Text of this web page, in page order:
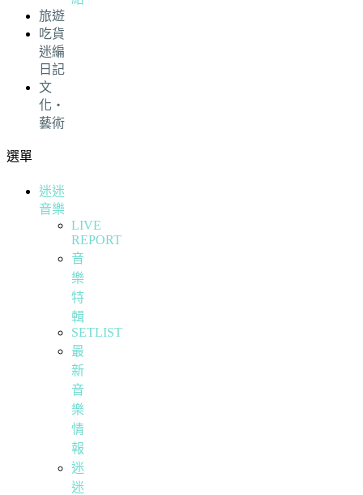
旅遊
吃貨
迷編
日記
文
化・
藝術
選單
迷迷
音樂
LIVE
REPORT
音
樂
特
輯
SETLIST
最
新
音
樂
情
報
迷
迷